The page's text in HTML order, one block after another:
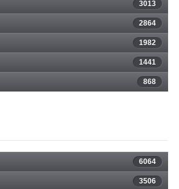
3013
2864
1982
1441
868
6064
3506